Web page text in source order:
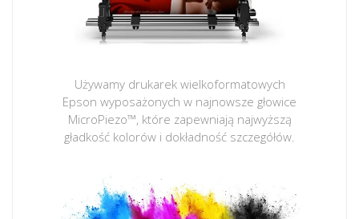
Używamy drukarek wielkoformatowych
Epson wyposażonych w najnowsze głowice
MicroPiezo™, które zapewniają najwyższą
gładkość kolorów i dokładność szczegółów.